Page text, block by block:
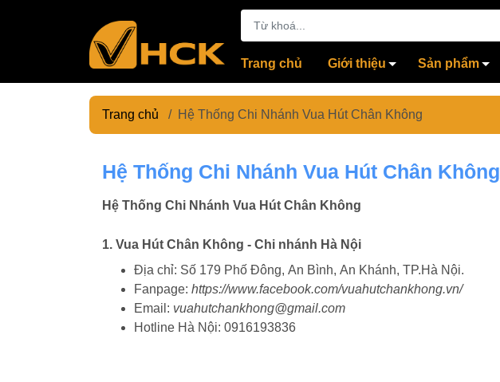
Trang chủ Giới thiệu Sản phẩm
Trang chủ / Hệ Thống Chi Nhánh Vua Hút Chân Không
Hệ Thống Chi Nhánh Vua Hút Chân Không
Hệ Thống Chi Nhánh Vua Hút Chân Không
1. Vua Hút Chân Không - Chi nhánh Hà Nội
Địa chỉ: Số 179 Phố Đông, An Bình, An Khánh, TP.Hà Nội.
Fanpage: https://www.facebook.com/vuahutchankhong.vn/
Email: vuahutchankhong@gmail.com
Hotline Hà Nội: 0916193836